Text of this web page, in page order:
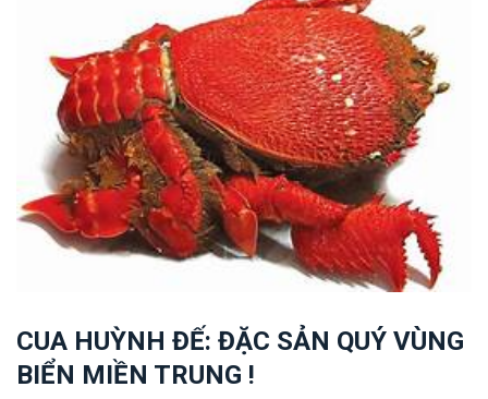
CUA HUỲNH ĐẾ: ĐẶC SẢN QUÝ VÙNG
BIỂN MIỀN TRUNG !